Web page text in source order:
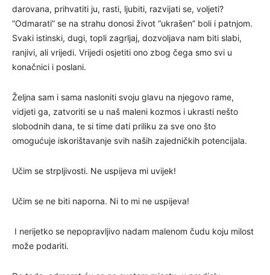
darovana, prihvatiti ju, rasti, ljubiti, razvijati se, voljeti?
“Odmarati” se na strahu donosi život “ukrašen” boli i patnjom.
Svaki istinski, dugi, topli zagrljaj, dozvoljava nam biti slabi,
ranjivi, ali vrijedi. Vrijedi osjetiti ono zbog čega smo svi u
konačnici i poslani.
Željna sam i sama nasloniti svoju glavu na njegovo rame,
vidjeti ga, zatvoriti se u naš maleni kozmos i ukrasti nešto
slobodnih dana, te si time dati priliku za sve ono što
omogućuje iskorištavanje svih naših zajedničkih potencijala.
Učim se strpljivosti. Ne uspijeva mi uvijek!
Učim se ne biti naporna. Ni to mi ne uspijeva!
I nerijetko se nepopravljivo nadam malenom čudu koju milost
može podariti.